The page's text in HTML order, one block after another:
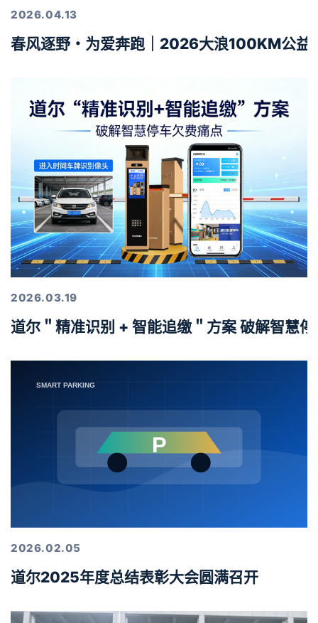
2026.04.13
春风逐野・为爱奔跑｜2026大浪100KM公益
2026.03.19
道尔＂精准识别 + 智能追缴＂方案 破解智慧
2026.02.05
道尔2025年度总结表彰大会圆满召开